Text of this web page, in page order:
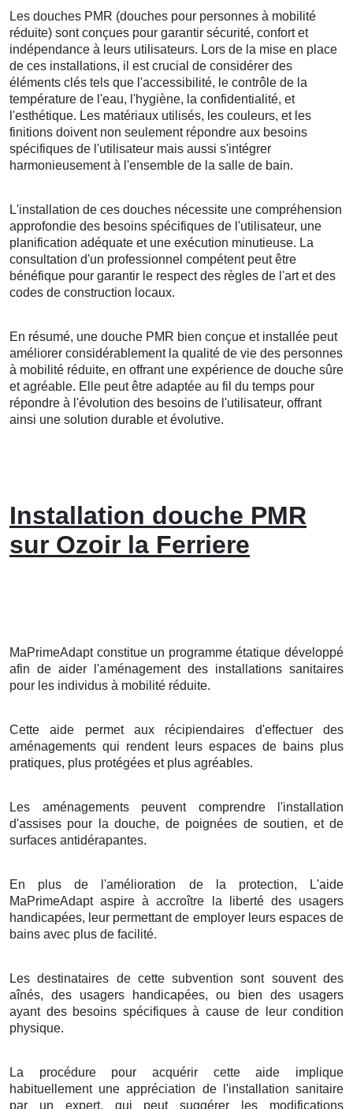
Les douches PMR (douches pour personnes à mobilité
réduite) sont conçues pour garantir sécurité, confort et
indépendance à leurs utilisateurs. Lors de la mise en place
de ces installations, il est crucial de considérer des
éléments clés tels que l'accessibilité, le contrôle de la
température de l'eau, l'hygiène, la confidentialité, et
l'esthétique. Les matériaux utilisés, les couleurs, et les
finitions doivent non seulement répondre aux besoins
spécifiques de l'utilisateur mais aussi s'intégrer
harmonieusement à l'ensemble de la salle de bain.
L'installation de ces douches nécessite une compréhension
approfondie des besoins spécifiques de l'utilisateur, une
planification adéquate et une exécution minutieuse. La
consultation d'un professionnel compétent peut être
bénéfique pour garantir le respect des règles de l'art et des
codes de construction locaux.
En résumé, une douche PMR bien conçue et installée peut
améliorer considérablement la qualité de vie des personnes
à mobilité réduite, en offrant une expérience de douche sûre
et agréable. Elle peut être adaptée au fil du temps pour
répondre à l'évolution des besoins de l'utilisateur, offrant
ainsi une solution durable et évolutive.
Installation douche PMR
sur Ozoir la Ferriere
MaPrimeAdapt constitue un programme étatique développé
afin de aider l'aménagement des installations sanitaires
pour les individus à mobilité réduite.
Cette aide permet aux récipiendaires d'effectuer des
aménagements qui rendent leurs espaces de bains plus
pratiques, plus protégées et plus agréables.
Les aménagements peuvent comprendre l'installation
d'assises pour la douche, de poignées de soutien, et de
surfaces antidérapantes.
En plus de l'amélioration de la protection, L'aide
MaPrimeAdapt aspire à accroître la liberté des usagers
handicapées, leur permettant de employer leurs espaces de
bains avec plus de facilité.
Les destinataires de cette subvention sont souvent des
aînés, des usagers handicapées, ou bien des usagers
ayant des besoins spécifiques à cause de leur condition
physique.
La procédure pour acquérir cette aide implique
habituellement une appréciation de l'installation sanitaire
par un expert, qui peut suggérer les modifications